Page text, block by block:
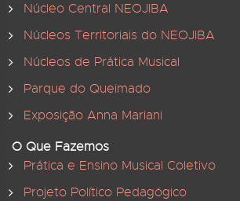
Núcleo Central NEOJIBA
Núcleos Territoriais do NEOJIBA
Núcleos de Prática Musical
Parque do Queimado
Exposição Anna Mariani
O Que Fazemos
Prática e Ensino Musical Coletivo
Projeto Político Pedagógico